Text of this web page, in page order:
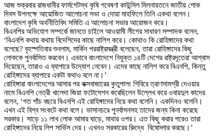
আজ শুক্রবার রাজধানীর ফার্মগেটস্থ কৃষি গবেষণা কাউন্সিল মিলনায়তনে জাতীয় শোক
দিবস উপলক্ষে আয়োজিত আলোচনা সভা ও দোয়া মাহফিলে তিনি একথা বলেন।
বাংলাদেশ কৃষি অর্থনীতিবিদ সমিতি এ আলোচনা সভার আয়োজন করে।
বিএনপির অভিযোগ সম্পর্কে জানতে চাইলে আওয়ামী লীগের সাধারণ সম্পাদক বলেন,
‘বিএনপি কথায় কথায় বিদেশিদের কাছে নালিশ করে। কোথাও কি রোহিঙ্গাদের কথা
বলেছে? বৃহস্পতিবার শুনলাম, মার্কিন পররাষ্ট্রমন্ত্রী বলেছেন, তারা রোহিঙ্গাদের কিছু
লোককে পুনর্বাসিত করবেন। এভাবে বাংলাদেশে নিযুক্ত ১৪টি দেশের রাষ্ট্রদূতেরা আশ্বাস
দিয়েছেন, তারাও এ ব্যাপারে উদ্যোগ নেবেন। এদের কাছে নালিশ করে বিএনপি, কিন্তু
রোহিঙ্গাদের ব্যাপারে একটা কথাও বলে না।’
রোহিঙ্গারা বাংলাদেশের আসার পর কক্সবাজারের কুতুপালং শিবিরে ত্রাণসামগ্রী দেওয়ার
নামে বিএনপি নেত্রী খালেদা জিয়া ফটোসেশন করেছিলেন উল্লেখ করে ওবায়দুল কাদের
বলেন, ‘গত পাঁচ বছরে বিএনপি এই রোহিঙ্গাদের নিয়ে কথা বলেনি। একদিনও বলেনি।
এখন এই বিশ্ব সংকটে কথা বলে। ভাসানচরে পুনর্বাসনসহ তাদের জন্য কিনা করেছে
সরকার। সাড়ে ১১ লাখ লোক আমার ঘাড়ে, মাথার ওপর। এত কিছু করার পরেও তারা
রোহিঙ্গাদের নিয়ে লিপ সার্ভিস দেয়। এখনও সরকারের রিুদ্ধে বিষোদ্গার করছে।’